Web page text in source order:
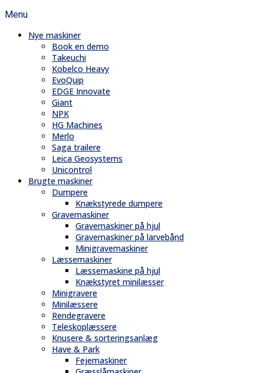
Menu
Nye maskiner
Book en demo
Takeuchi
Kobelco Heavy
EvoQuip
EDGE Innovate
Giant
NPK
HG Machines
Merlo
Saga trailere
Leica Geosystems
Unicontrol
Brugte maskiner
Dumpere
Knækstyrede dumpere
Gravemaskiner
Gravemaskiner på hjul
Gravemaskiner på larvebånd
Minigravemaskiner
Læssemaskiner
Læssemaskine på hjul
Knækstyret minilæsser
Minigravere
Minilæssere
Rendegravere
Teleskoplæssere
Knusere & sorteringsanlæg
Have & Park
Fejemaskiner